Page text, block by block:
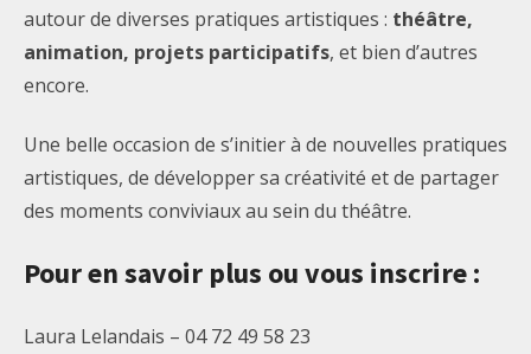
autour de diverses pratiques artistiques : théâtre,
animation, projets participatifs, et bien d’autres
encore.
Une belle occasion de s’initier à de nouvelles pratiques
artistiques, de développer sa créativité et de partager
des moments conviviaux au sein du théâtre.
Pour en savoir plus ou vous inscrire :
Laura Lelandais – 04 72 49 58 23